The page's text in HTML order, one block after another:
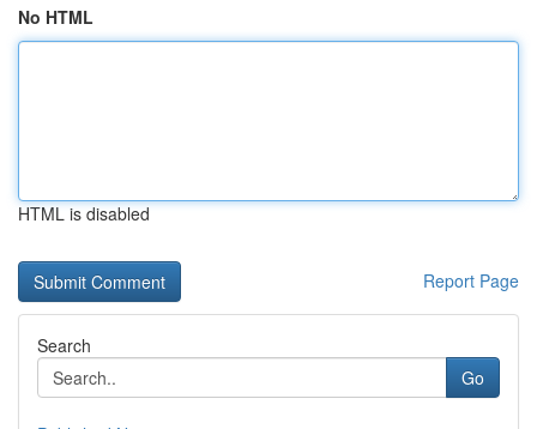
No HTML
HTML is disabled
Report Page
Search
Go